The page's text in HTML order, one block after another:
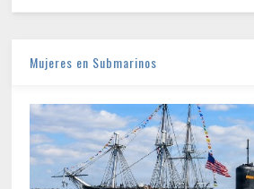
Mujeres en Submarinos